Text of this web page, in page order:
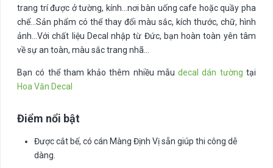
trang trí được ở tường, kính…nơi bàn uống cafe hoặc quầy pha
chế…Sản phẩm có thể thay đổi màu sắc, kích thước, chữ, hình
ảnh…Với chất liệu Decal nhập từ Đức, bạn hoàn toàn yên tâm
về sự an toàn, màu sắc trang nhã…
Bạn có thể tham khảo thêm nhiều mẫudecal dán tường tại
Hoa Văn Decal
Điểm nổi bật
Được cắt bế, có cán Màng Định Vị sẵn giúp thi công dễ
dàng.